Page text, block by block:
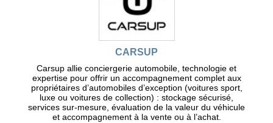
CARSUP
Carsup allie conciergerie automobile, technologie et
expertise pour offrir un accompagnement complet aux
propriétaires d’automobiles d’exception (voitures sport,
luxe ou voitures de collection) : stockage sécurisé,
services sur-mesure, évaluation de la valeur du véhicule
et accompagnement à la vente ou à l’achat.